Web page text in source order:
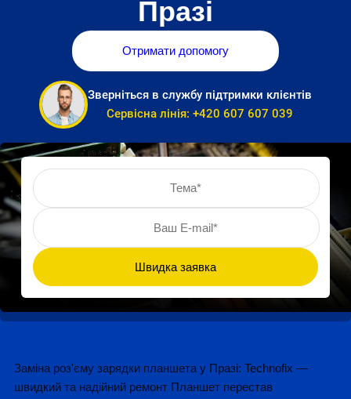
Празі
Отримати допомогу
Зверніться в службу підтримки клієнтів
Сервісна лінія: +420 607 607 039
Заміна роз'єму зарядки планшета у Празі: Technofix —
швидкий та надійний ремонт Планшет перестав